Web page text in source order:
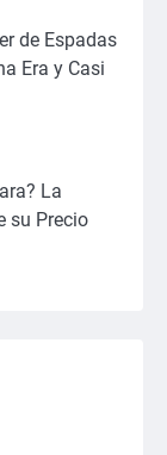
de Espadas
Era y Casi
La
su Precio